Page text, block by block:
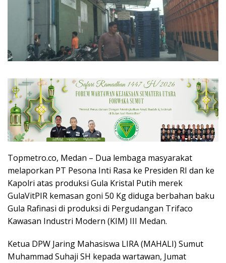
Topmetro.co, Medan – Dua lembaga masyarakat
melaporkan PT Pesona Inti Rasa ke Presiden RI dan ke
Kapolri atas produksi Gula Kristal Putih merek
GulaVitPIR kemasan goni 50 Kg diduga berbahan baku
Gula Rafinasi di produksi di Pergudangan Trifaco
Kawasan Industri Modern (KIM) III Medan.
Ketua DPW Jaring Mahasiswa LIRA (MAHALI) Sumut
Muhammad Suhaji SH kepada wartawan, Jumat